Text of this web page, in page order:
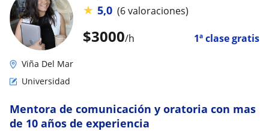
$3000/h 1ª clase gratis
★ 5,0 (6 valoraciones)
Viña Del Mar
Universidad
Mentora de comunicación y oratoria con mas
de 10 años de experiencia